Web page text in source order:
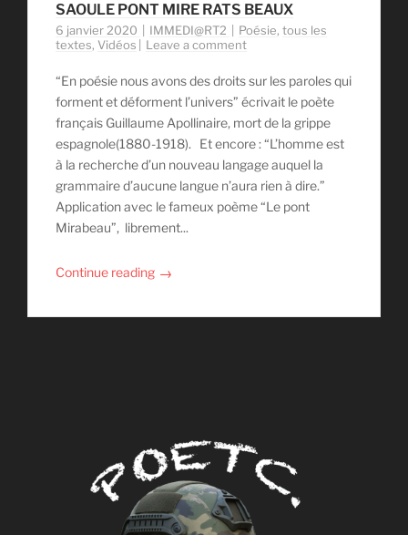
SAOULE PONT MIRE RATS BEAUX
6 janvier 2020 IMMEDI@RT2 Poésie, tous les
textes, Vidéos Leave a comment
“En poésie nous avons des droits sur les paroles qui
forment et déforment l’univers” écrivait le poète
français Guillaume Apollinaire, mort de la grippe
espagnole(1880-1918). Et encore : “L’homme est
à la recherche d’un nouveau langage auquel la
grammaire d’aucune langue n’aura rien à dire.”
Application avec le fameux poème “Le pont
Mirabeau”, librement...
Continue reading →